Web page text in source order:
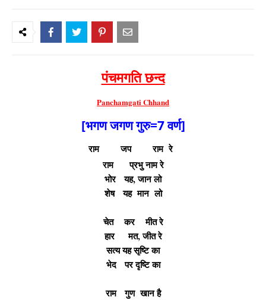
पंचमगति छन्द
Panchamgati Chhand
[भगण जगण गुरु=7 वर्ण]
राम जप राम रे
राम प्रभु नाम रे
भोर यह, जान लो
शेष यह मान लो
चेत कर मीत रे
हार मत, जीत रे
सत्य यह सृष्टि का
भेद पर दृष्टि का
राम गुण खान है